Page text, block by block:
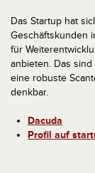
Das Startup hat
Geschäftskunden
für
anbieten. Das
eine robuste
denkbar.
Dacuda
Profil auf